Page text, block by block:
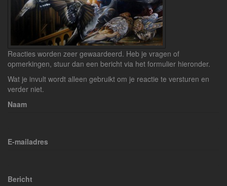
Reacties worden zeer gewaardeerd. Heb je vragen of
opmerkingen, stuur dan een bericht via het formulier hieronder.
Wat je invult wordt alleen gebruikt om je reactie te versturen en
verder niet.
Naam
E-mailadres
Bericht